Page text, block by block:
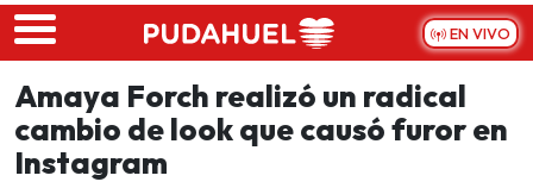
Skip to main content
EN VIVO
Amaya Forch realizó un radical
cambio de look que causó furor en
Instagram